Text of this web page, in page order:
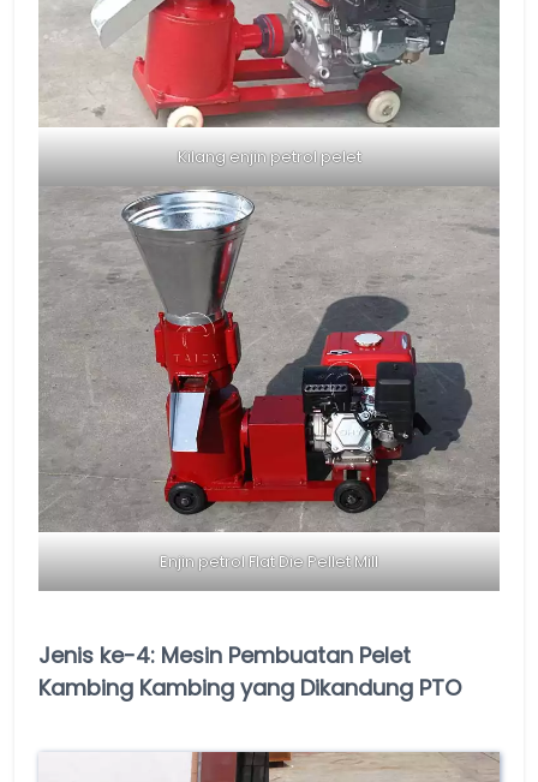
Kilang enjin petrol pelet
Enjin petrol Flat Die Pellet Mill
Jenis ke-4: Mesin Pembuatan Pelet
Kambing Kambing yang Dikandung PTO